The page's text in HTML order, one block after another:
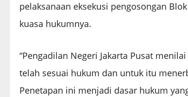
pelaksanaan eksekusi pengosongan
kuasa hukumnya.
“Pengadilan Negeri Jakarta Pusat
telah sesuai hukum dan untuk itu
Penetapan ini menjadi dasar hukum